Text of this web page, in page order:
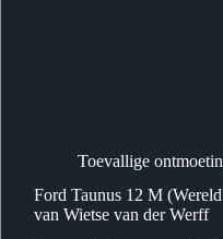
Toevallige
Ford Taunus 12 M
van Wietse van der Werff